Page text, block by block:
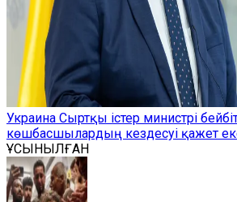
Украина Сыртқы істер министрі
көшбасшылардың кездесуі қажет
ҰСЫНЫЛҒАН